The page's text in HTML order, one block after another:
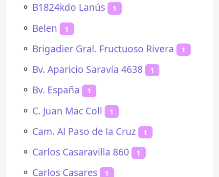
⚬ B1824kdo Lanús 1
⚬ Belen 1
⚬ Brigadier Gral. Fructuoso Rivera 1
⚬ Bv. Aparicio Saravía 4638 1
⚬ Bv. España 1
⚬ C. Juan Mac Coll 1
⚬ Cam. Al Paso de la Cruz 1
⚬ Carlos Casaravilla 860 1
⚬ Carlos Casares 1